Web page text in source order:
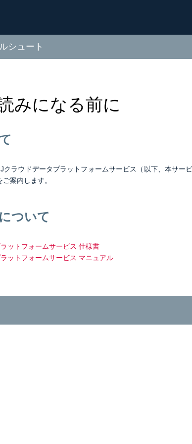
シュート
みになる前に
クラウドデータプラットフォームサービス（以下、本サー
案内します。
ついて
ットフォームサービス 仕様書
ットフォームサービス マニュアル